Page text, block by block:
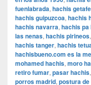
fuenlabrada, hachis getafe
hachis guipuzcoa, hachis
hachis navarra, hachis pa
las nenas, hachis pirineos,
hachis tanger, hachis
hachisbueno.com es la
mohamed hachis, moro
retiro fumar, pasar hachis,
porros madrid, postura